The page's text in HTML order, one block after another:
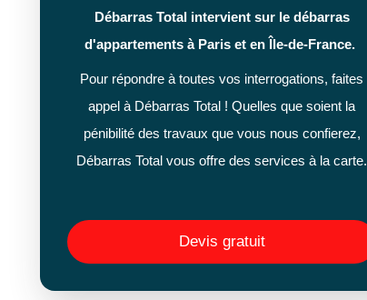
Débarras Total intervient sur le débarras
d'appartements à Paris et en Île-de-France.
Pour répondre à toutes vos interrogations, faites
appel à Débarras Total ! Quelles que soient la
pénibilité des travaux que vous nous confierez,
Débarras Total vous offre des services à la carte.
Devis gratuit